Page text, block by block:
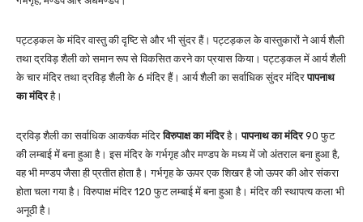
पट्टड़कल के मंदिर वास्तु की दृष्टि से और भी सुंदर हैं। पट्टड़कल के वास्तुकारों ने आर्य शैली
तथा द्रविड़ शैली को समान रूप से विकसित करने का प्रयास किया। पट्टड़कल में आर्य शैली
के चार मंदिर तथा द्रविड़ शैली के 6 मंदिर हैं। आर्य शैली का सर्वाधिक सुंदर मंदिरपापनाथ
का मंदिरहै।
द्रविड़ शैली का सर्वाधिक आकर्षक मंदिरविरुपाक्ष का मंदिरहै। पापनाथ का मंदिर90 फुट
की लम्बाई में बना हुआ है। इस मंदिर के गर्भगृह और मण्डप के मध्य में जो अंतराल बना हुआ है,
वह भी मण्डप जैसा ही प्रतीत होता है। गर्भगृह के ऊपर एक शिखर है जो ऊपर की ओर संकरा
होता चला गया है। विरुपाक्ष मंदिर 120 फुट लम्बाई में बना हुआ है। मंदिर की स्थापत्य कला भी
अनूठी है।